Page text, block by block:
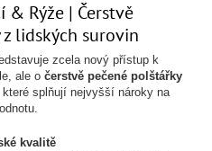
& Rýže | Čerstvě
lidských surovin
zcela nový přístup k
ale očerstvě pečené polštářky
které splňují nejvyšší nároky na
kvalitě